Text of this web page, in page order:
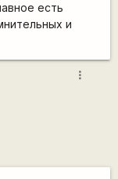
есть
и
more_vert